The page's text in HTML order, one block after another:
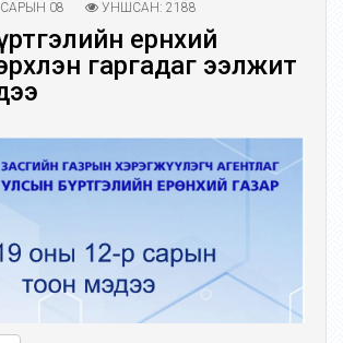
08 УНШСАН: 2188
ерөнхий
гаргадаг ээлжит